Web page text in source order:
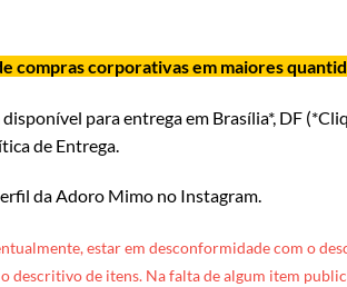
compras corporativas em maiores
para entrega em Brasília*, DF (*
de Entrega
da Adoro Mimo no Instagram.
estar em desconformidade com o
descritivo de itens. Na falta de algum item